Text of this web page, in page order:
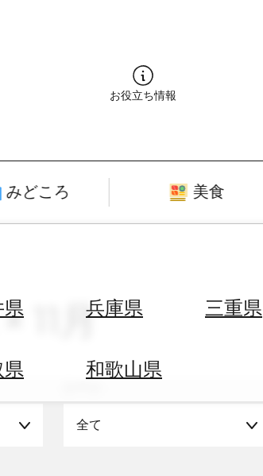
お役立ち情報
みどころ 美食
県 兵庫県 三重県
県 和歌山県
11月
全て